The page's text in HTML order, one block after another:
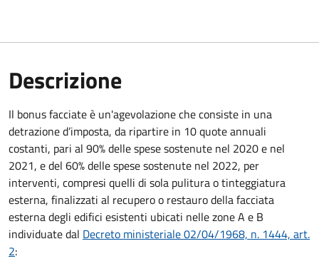
Descrizione
Il bonus facciate è un'agevolazione che consiste in una
detrazione d’imposta, da ripartire in 10 quote annuali
costanti, pari al 90% delle spese sostenute nel 2020 e nel
2021, e del 60% delle spese sostenute nel 2022, per
interventi, compresi quelli di sola pulitura o tinteggiatura
esterna, finalizzati al recupero o restauro della facciata
esterna degli edifici esistenti ubicati nelle zone A e B
individuate dal Decreto ministeriale 02/04/1968, n. 1444, art.
2: